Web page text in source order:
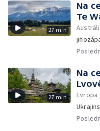
27 min
Na
Te
27 min
Na
Evropa